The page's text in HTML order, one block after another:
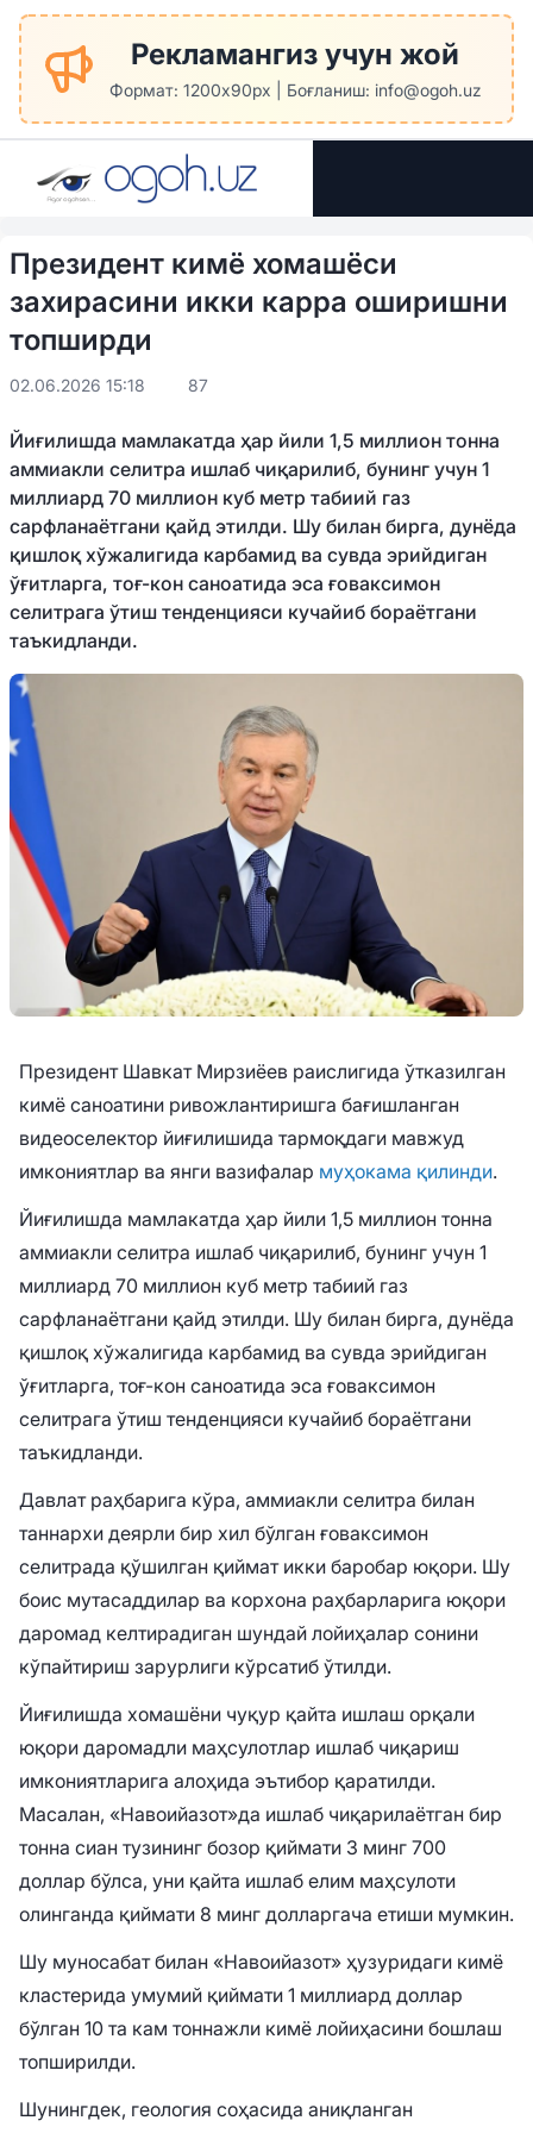
Рекламангиз учун жой
Формат: 1200x90px | Боғланиш: info@ogoh.uz
Президент кимё хомашёси
захирасини икки карра оширишни
топширди
02.06.2026 15:18 87
Йиғилишда мамлакатда ҳар йили 1,5 миллион тонна
аммиакли селитра ишлаб чиқарилиб, бунинг учун 1
миллиард 70 миллион куб метр табиий газ
сарфланаётгани қайд этилди. Шу билан бирга, дунёда
қишлоқ хўжалигида карбамид ва сувда эрийдиган
ўғитларга, тоғ-кон саноатида эса ғоваксимон
селитрага ўтиш тенденцияси кучайиб бораётгани
таъкидланди.
Президент Шавкат Мирзиёев раислигида ўтказилган
кимё саноатини ривожлантиришга бағишланган
видеоселектор йиғилишида тармоқдаги мавжуд
имкониятлар ва янги вазифалар муҳокама қилинди.
Йиғилишда мамлакатда ҳар йили 1,5 миллион тонна
аммиакли селитра ишлаб чиқарилиб, бунинг учун 1
миллиард 70 миллион куб метр табиий газ
сарфланаётгани қайд этилди. Шу билан бирга, дунёда
қишлоқ хўжалигида карбамид ва сувда эрийдиган
ўғитларга, тоғ-кон саноатида эса ғоваксимон
селитрага ўтиш тенденцияси кучайиб бораётгани
таъкидланди.
Давлат раҳбарига кўра, аммиакли селитра билан
таннархи деярли бир хил бўлган ғоваксимон
селитрада қўшилган қиймат икки баробар юқори. Шу
боис мутасаддилар ва корхона раҳбарларига юқори
даромад келтирадиган шундай лойиҳалар сонини
кўпайтириш зарурлиги кўрсатиб ўтилди.
Йиғилишда хомашёни чуқур қайта ишлаш орқали
юқори даромадли маҳсулотлар ишлаб чиқариш
имкониятларига алоҳида эътибор қаратилди.
Масалан, «Навоийазот»да ишлаб чиқарилаётган бир
тонна сиан тузининг бозор қиймати 3 минг 700
доллар бўлса, уни қайта ишлаб елим маҳсулоти
олинганда қиймати 8 минг долларгача етиши мумкин.
Шу муносабат билан «Навоийазот» ҳузуридаги кимё
кластерида умумий қиймати 1 миллиард доллар
бўлган 10 та кам тоннажли кимё лойиҳасини бошлаш
топширилди.
Шунингдек, геология соҳасида аниқланган